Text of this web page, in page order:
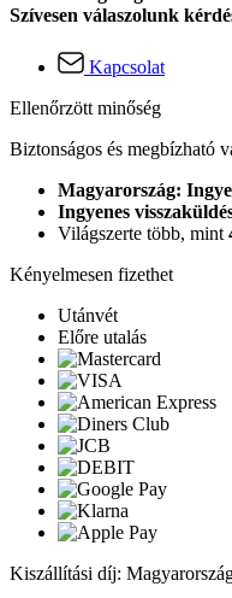
Szívesen válaszolunk
Kapcsolat
Ellenőrzött minőség
Biztonságos és megbízható
Magyarország:
Ingyenes
Világszerte több, mint
Kényelmesen fizethet
Utánvét
Előre utalás
Kiszállítási díj: